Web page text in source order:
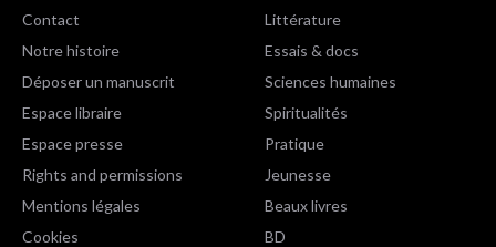
Contact
Notre histoire
Déposer un manuscrit
Espace libraire
Espace presse
Rights and permissions
Mentions légales
Cookies
Littérature
Essais & docs
Sciences humaines
Spiritualités
Pratique
Jeunesse
Beaux livres
BD